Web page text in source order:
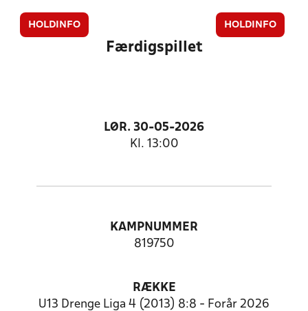
HOLDINFO HOLDINFO
Færdigspillet
LØR. 30-05-2026
Kl. 13:00
KAMPNUMMER
819750
RÆKKE
U13 Drenge Liga 4 (2013) 8:8 - Forår 2026